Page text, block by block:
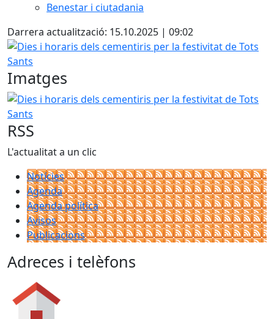
Benestar i ciutadania
Darrera actualització: 15.10.2025 | 09:02
Dies i horaris dels cementiris per la festivitat de Tots
Imatges
Dies i horaris dels cementiris per la festivitat de Tots
RSS
L'actualitat a un clic
Notícies
Agenda
Agenda política
Avisos
Publicacions
Adreces i telèfons